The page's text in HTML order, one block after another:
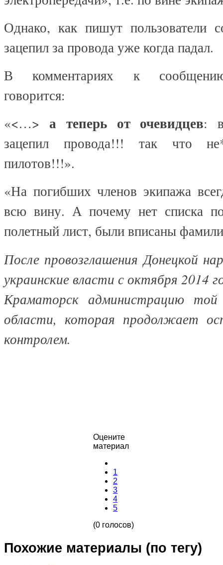
Однако, как пишут пользователи
зацепил за провода уже когда падал.
В комментариях к
говорится:
«<…> а теперь от очевидцев:
зацепил провода!!! так что
пилотов!!!».
«На погибших членов экипажа
всю вину. А почему нет списка
полетный лист, были вписаны
После провозглашения Донецкой
украинские власти с октября 2014
Краматорск администрацию
области, которая продолжает
контролем.
Оцените
материал
1
2
3
4
5
(0 голосов)
Похожие материалы (по тегу)